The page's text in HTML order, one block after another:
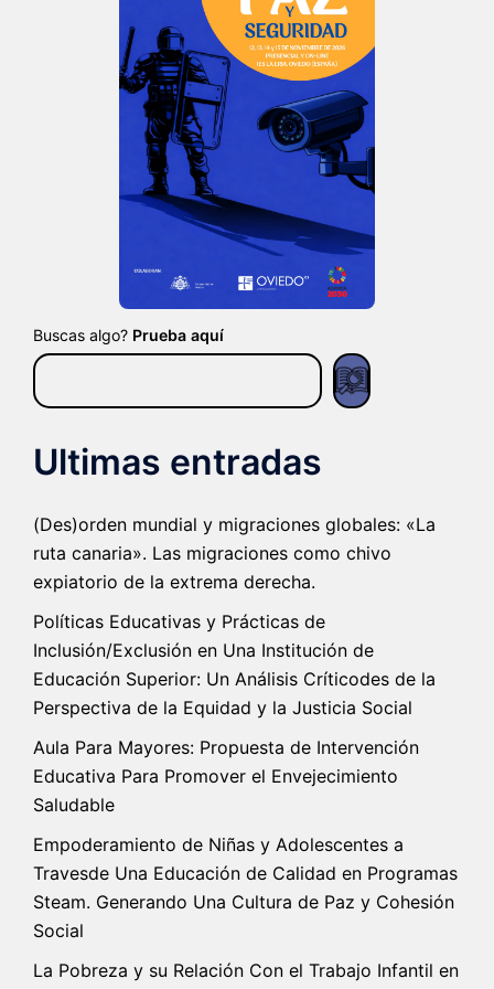
Buscas algo? Prueba aquí
Ultimas entradas
(Des)orden mundial y migraciones globales: «La
ruta canaria». Las migraciones como chivo
expiatorio de la extrema derecha.
Políticas Educativas y Prácticas de
Inclusión/Exclusión en Una Institución de
Educación Superior: Un Análisis Críticodes de la
Perspectiva de la Equidad y la Justicia Social
Aula Para Mayores: Propuesta de Intervención
Educativa Para Promover el Envejecimiento
Saludable
Empoderamiento de Niñas y Adolescentes a
Travesde Una Educación de Calidad en Programas
Steam. Generando Una Cultura de Paz y Cohesión
Social
La Pobreza y su Relación Con el Trabajo Infantil en